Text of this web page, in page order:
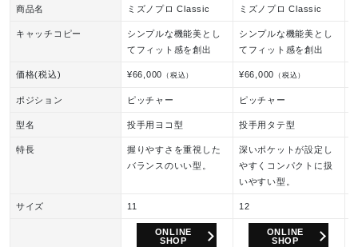
商品名 ミズノプロ Classic ミズノプロ Classic
キャッチコピー
シンプルな機能美とし
てフィット感を創出
シンプルな機能美とし
てフィット感を創出
価格(税込) ¥66,000 （税込） ¥66,000 （税込）
ポジション ピッチャー ピッチャー
型名 投手用ヨコ型 投手用タテ型
特長
握りやすさを重視した
バランスのいい型。
深いポケットが設定し
やすくコンパクトに扱
いやすい型。
サイズ 11 12
ONLINE
SHOP
ONLINE
SHOP